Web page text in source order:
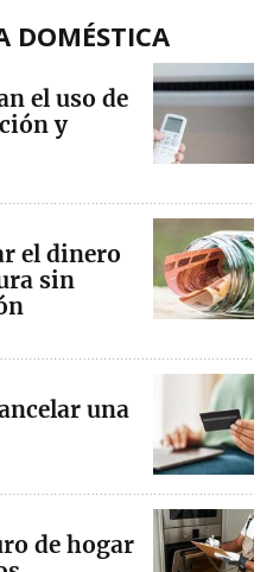
DOMÉSTICA
el uso de
y
el dinero
sin
una
de hogar